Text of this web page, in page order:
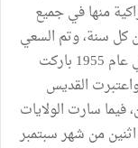
منها في جميع
كل سنة، وتم السعي
لجعله يوم إجازة رسمية في عشرات الدول. وفي عام 1955 باركت
واعتبرت القديس
فيما سارت الولايات
من شهر سبتمبر